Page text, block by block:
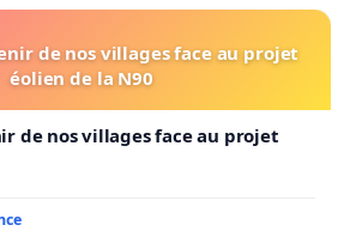
de nos villages face au projet
éolien de la N90
de nos villages face au projet